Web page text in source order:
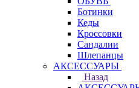
Ботинки
Кеды
Кроссовки
Сандалии
Шлепанцы
АКСЕССУАРЫ
Назад